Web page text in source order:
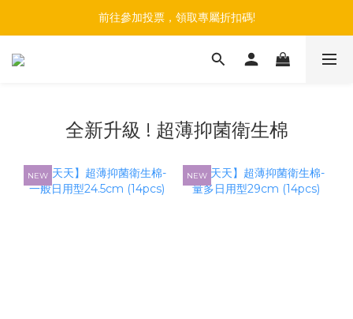
註冊會員+綁定官方LINE帳號，最高享$150購物金
前往參加投票，領取專屬折扣碼!
註冊會員+綁定官方LINE帳號，最高享$150購物金
全新升級 ! 超薄抑菌衛生棉
NEW NEW